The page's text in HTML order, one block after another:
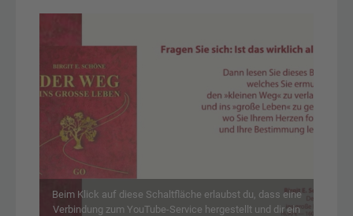
Beim Klick auf diese Schaltfläche erlaubst du, dass eine
Verbindung zum YouTube-Service hergestellt und dir ein